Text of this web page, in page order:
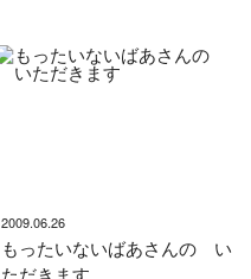
2009.06.26
もったいないばあさんの い